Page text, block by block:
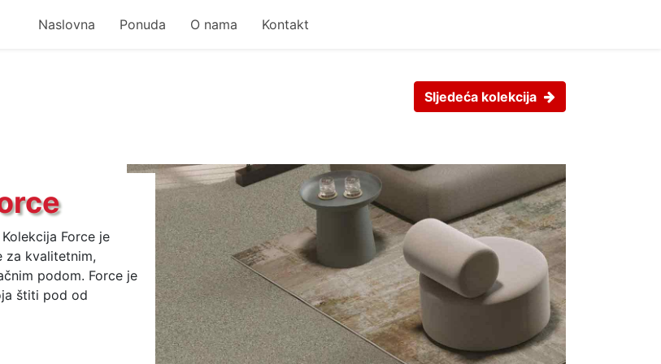
Naslovna Ponuda O nama Kontakt
Sljedeća kolekcija
Force je
za kvalitetnim,
podom. Force je
štiti pod od